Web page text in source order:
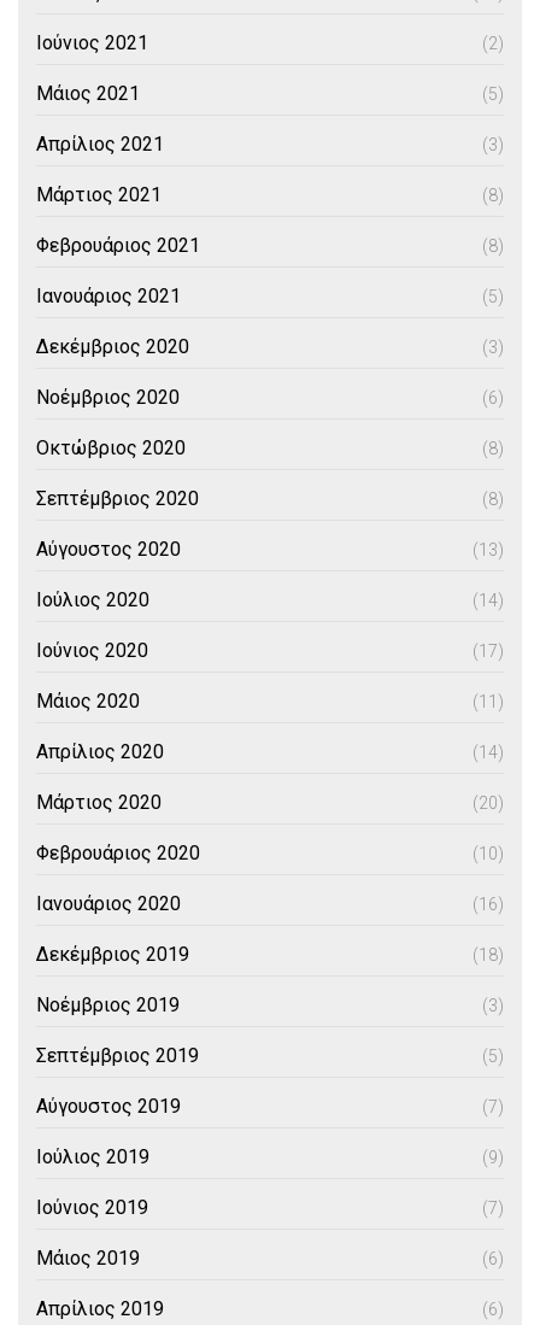
Ιούνιος 2021 (2)
Μάιος 2021 (5)
Απρίλιος 2021 (3)
Μάρτιος 2021 (8)
Φεβρουάριος 2021 (8)
Ιανουάριος 2021 (5)
Δεκέμβριος 2020 (3)
Νοέμβριος 2020 (6)
Οκτώβριος 2020 (8)
Σεπτέμβριος 2020 (8)
Αύγουστος 2020 (13)
Ιούλιος 2020 (14)
Ιούνιος 2020 (17)
Μάιος 2020 (11)
Απρίλιος 2020 (14)
Μάρτιος 2020 (20)
Φεβρουάριος 2020 (10)
Ιανουάριος 2020 (16)
Δεκέμβριος 2019 (18)
Νοέμβριος 2019 (3)
Σεπτέμβριος 2019 (5)
Αύγουστος 2019 (7)
Ιούλιος 2019 (9)
Ιούνιος 2019 (7)
Μάιος 2019 (6)
Απρίλιος 2019 (6)